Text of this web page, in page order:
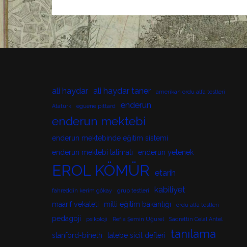
ali haydar ali haydar taner amerikan ordu alfa testleri
Atatürk eguene pittard enderun
enderun mektebi
enderun mektebinde eğitim sistemi
enderun mektebi talimatı
enderun yetenek
EROL KÖMÜR etarih
fahreddin kerim gökay grup testleri kabiliyet
maarif vekaleti milli eğitim bakanlığı ordu alfa testleri
pedagoji psikoloji Refia Şemin Uğurel Sadrettin Celal Antel
stanford-bineth talebe sicil defteri tanılama